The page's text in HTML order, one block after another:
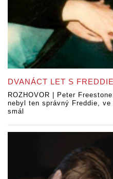
DVANÁCT LET S
ROZHOVOR | Peter
nebyl ten správný Freddie,
smál